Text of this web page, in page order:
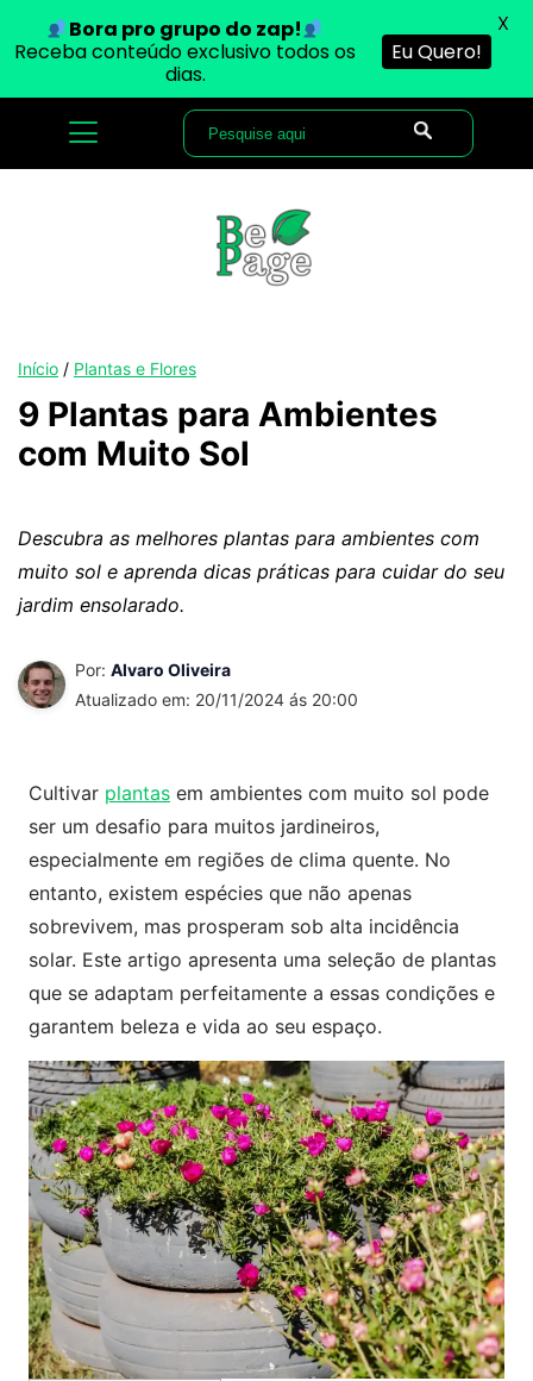
Início / Plantas e Flores
9 Plantas para Ambientes
com Muito Sol
Descubra as melhores plantas para ambientes com
muito sol e aprenda dicas práticas para cuidar do seu
jardim ensolarado.
Por: Alvaro Oliveira
Atualizado em: 20/11/2024 ás 20:00
Cultivar plantas em ambientes com muito sol pode
ser um desafio para muitos jardineiros,
especialmente em regiões de clima quente. No
entanto, existem espécies que não apenas
sobrevivem, mas prosperam sob alta incidência
solar. Este artigo apresenta uma seleção de plantas
que se adaptam perfeitamente a essas condições e
garantem beleza e vida ao seu espaço.
Bora pro grupo do zap!
Receba conteúdo exclusivo todos os
dias.
Eu Quero!
X